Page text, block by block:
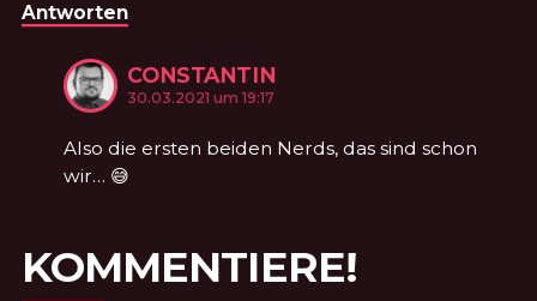
Antworten
CONSTANTIN
am
30.03.2021 um 19:17
Also die ersten beiden Nerds, das sind schon
wir… 😅
KOMMENTIERE!